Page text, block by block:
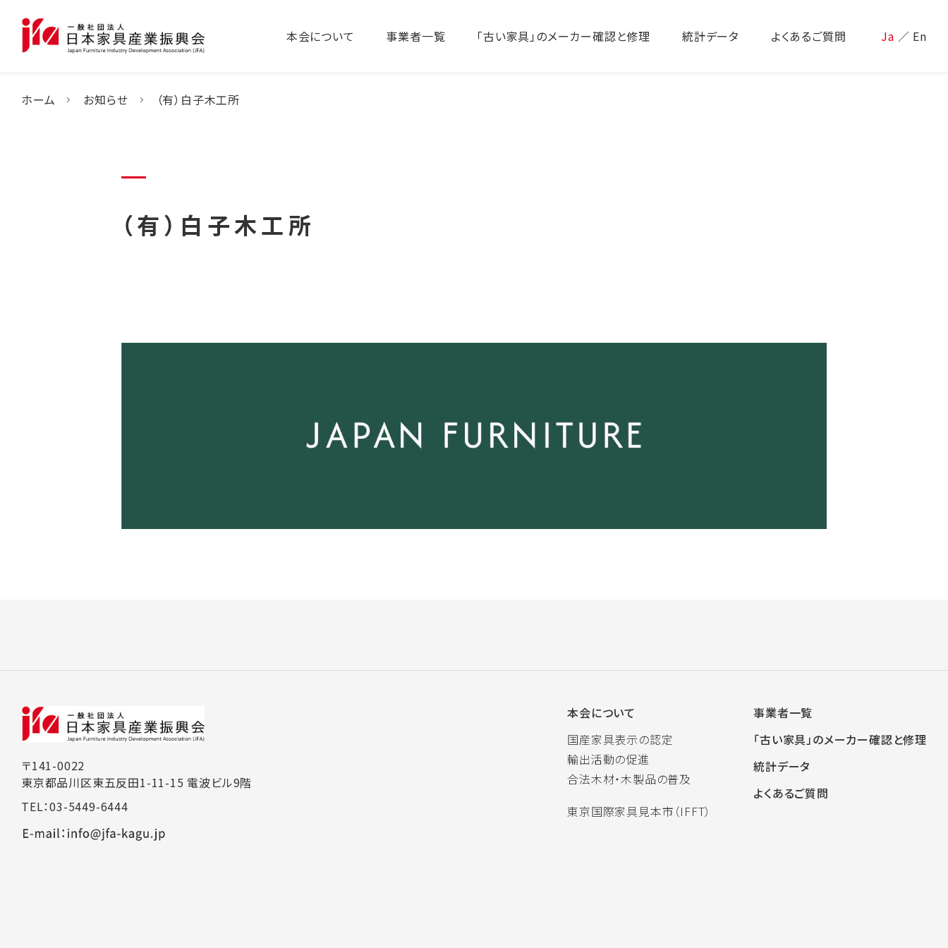
本会について 事業者一覧 「古い家具」のメーカー確認と修理 統計データ よくあるご質問 Ja ／ En
ホーム お知らせ （有）白子木工所
（有）白子木工所
〒141-0022
東京都品川区東五反田1-11-15 電波ビル9階
TEL：03-5449-6444
本会について
国産家具表示の認定
輸出活動の促進
合法木材・木製品の普及
東京国際家具見本市（IFFT）
事業者一覧
「古い家具」のメーカー確認と修理
統計データ
よくあるご質問